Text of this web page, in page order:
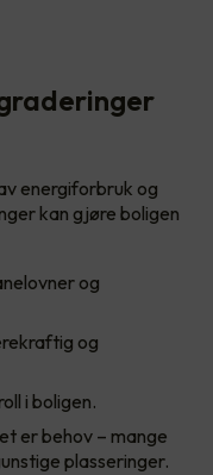
energiforbruk og
kan gjøre boligen
og
og
i boligen.
er behov – mange
plasseringer.